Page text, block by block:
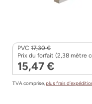
PVC 17,30 €
Prix du forfait (2,38 mètre
15,47 €
TVA comprise,plus frais